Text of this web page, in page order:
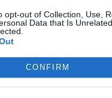
opt-out of Collection, Use,
Data that Is
CONFIRM
χώρου
όλους, λειτουργεί
εξωτερικό».
περάσουμε από τα